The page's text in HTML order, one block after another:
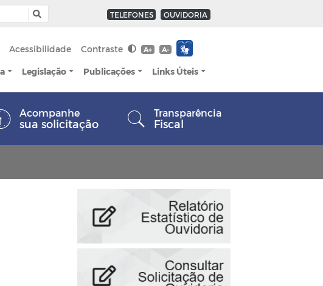
TELEFONES OUVIDORIA
Acessibilidade Contraste A+ A-
Legislação Publicações Links Úteis
Acompanhe
sua solicitação
Transparência
Fiscal